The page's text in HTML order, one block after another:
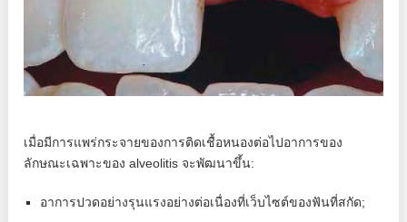
เมื่อมีการแพร่กระจายของการติดเชื้อหนองต่อไปอาการของ
ลักษณะเฉพาะของ alveolitis จะพัฒนาขึ้น:
อาการปวดอย่างรุนแรงอย่างต่อเนื่องที่เว็บไซต์ของฟันที่สกัด;